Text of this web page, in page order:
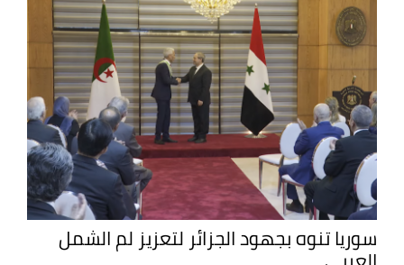
سوريا تنوه بجهود الجزائر لتعزيز لم الشمل